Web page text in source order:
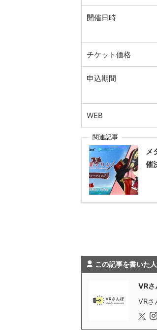
開催日時
チケット価格
申込期間
WEB
関連記事
メ
催
この記事を書いた人
VRさ
VRさ